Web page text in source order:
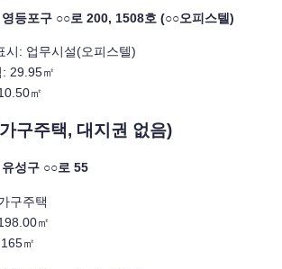
등포구 ○○로 200, 1508호 (○○오피스텔)
시: 업무시설(오피스텔)
29.95㎡
㎡
구주택, 대지권 없음)
성구 ○○로 55
구주택
㎡
㎡